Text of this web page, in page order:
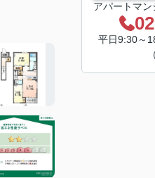
アパートマ
平日9:30～